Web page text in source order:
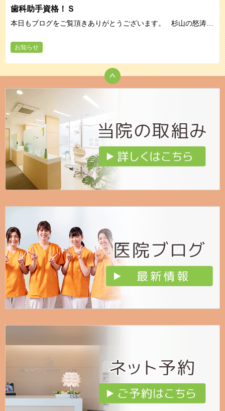
歯科助手資格！Ｓ
本日もブログをご覧頂きありがとうございます。 杉山の怒涛…
お知らせ